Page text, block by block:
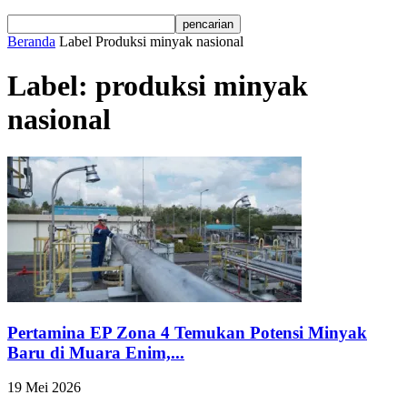
Beranda Label Produksi minyak nasional
Label: produksi minyak
nasional
Pertamina EP Zona 4 Temukan Potensi Minyak
Baru di Muara Enim,...
19 Mei 2026